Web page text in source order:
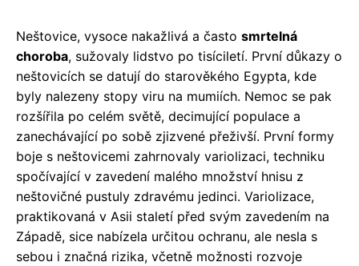
Neštovice, vysoce nakažlivá a často smrtelná
choroba, sužovaly lidstvo po tisíciletí. První důkazy o
neštovicích se datují do starověkého Egypta, kde
byly nalezeny stopy viru na mumiích. Nemoc se pak
rozšířila po celém světě, decimující populace a
zanechávající po sobě zjizvené přeživší. První formy
boje s neštovicemi zahrnovaly variolizaci, techniku
spočívající v zavedení malého množství hnisu z
neštovičné pustuly zdravému jedinci. Variolizace,
praktikovaná v Asii staletí před svým zavedením na
Západě, sice nabízela určitou ochranu, ale nesla s
sebou i značná rizika, včetně možnosti rozvoje